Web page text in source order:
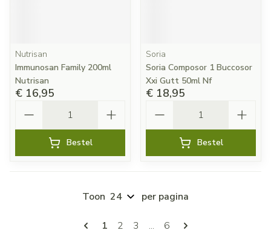
Nutrisan
Immunosan Family 200ml
Nutrisan
€ 16,95
Bestel
Soria
Soria Composor 1 Buccosor
Xxi Gutt 50ml Nf
€ 18,95
Bestel
Pagina's
U lees momenteel pagina
1 Pagina
2 Pagina
3 ... Pagina
6
Toon per pagina